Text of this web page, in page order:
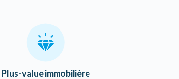
Plus-value immobilière